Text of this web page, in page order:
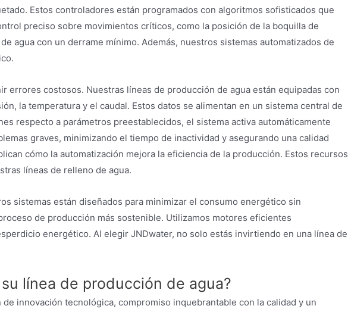
Estos controladores están programados con algoritmos sofisticados que
preciso sobre movimientos críticos, como la posición de la boquilla de
agua con un derrame mínimo. Además, nuestros sistemas automatizados de
costosos. Nuestras líneas de producción de agua están equipadas con
la temperatura y el caudal. Estos datos se alimentan en un sistema central de
respecto a parámetros preestablecidos, el sistema activa automáticamente
graves, minimizando el tiempo de inactividad y asegurando una calidad
cómo la automatización mejora la eficiencia de la producción. Estos recursos
líneas de relleno de agua.
sistemas están diseñados para minimizar el consumo energético sin
de producción más sostenible. Utilizamos motores eficientes
energético. Al elegir JNDwater, no solo estás invirtiendo en una línea de
línea de producción de agua?
innovación tecnológica, compromiso inquebrantable con la calidad y un